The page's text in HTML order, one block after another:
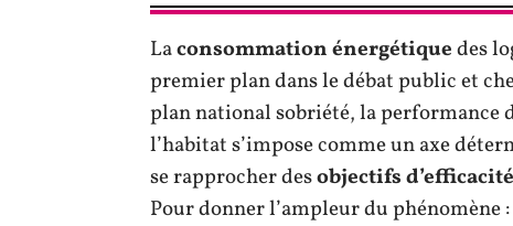
Laconsommation énergétiquedes
premier plan dans le débat public et
plan national sobriété, la performance
l’habitat s’impose comme un axe
se rapprocher desobjectifs
Pour donner l’ampleur du phénomène